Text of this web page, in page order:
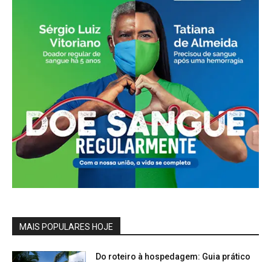
MAIS POPULARES HOJE
Do roteiro à hospedagem: Guia prático